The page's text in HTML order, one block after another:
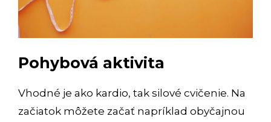
Pohybová aktivita
Vhodné je ako kardio, tak silové cvičenie. Na
začiatok môžete začať napríklad obyčajnou